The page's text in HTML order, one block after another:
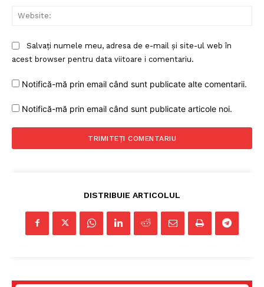
Salvați numele meu, adresa de e-mail și site-ul web în
acest browser pentru data viitoare i comentariu.
Notifică-mă prin email când sunt publicate alte comentarii.
Notifică-mă prin email când sunt publicate articole noi.
DISTRIBUIE ARTICOLUL